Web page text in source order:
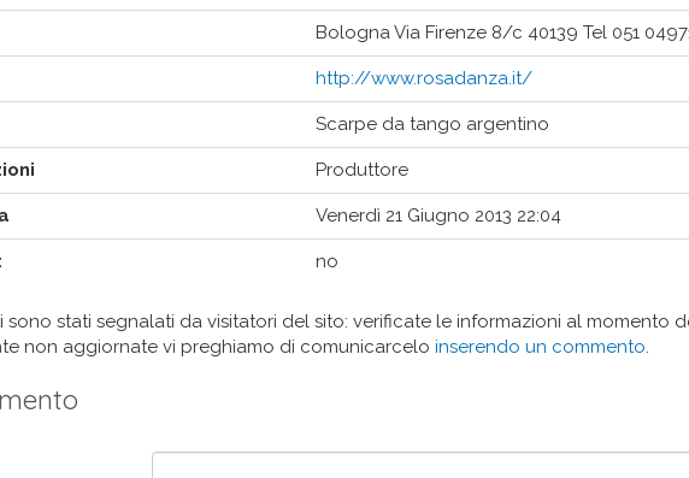
Bologna Via Firenze 8/c 40139 Tel 051
http://www.rosadanza.it/
Scarpe da tango argentino
Produttore
Venerdì 21 Giugno 2013 22:04
no
sono stati segnalati da visitatori del sito: verificate le informazioni al momento
non aggiornate vi preghiamo di comunicarcelo inserendo un commento.